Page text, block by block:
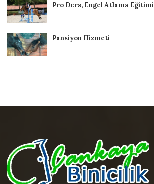
Pro Ders, Engel Atlama Eğitimi
Pansiyon Hizmeti